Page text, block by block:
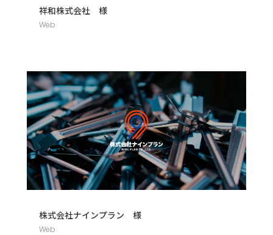
祥和株式会社 様
Web
株式会社ナインプラン 様
Web